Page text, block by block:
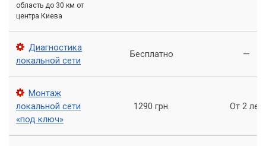
«Правильно спроектированная и качественно
офиса. Это инвестиция, которая окупается
Интеграция серверного оборудования:
Мощь и контроль
область до 30 км от
центра Киева
Диагностика
локальной сети
Бесплатно —
Монтаж
локальной сети
«под ключ»
1290 грн. От 2 лет